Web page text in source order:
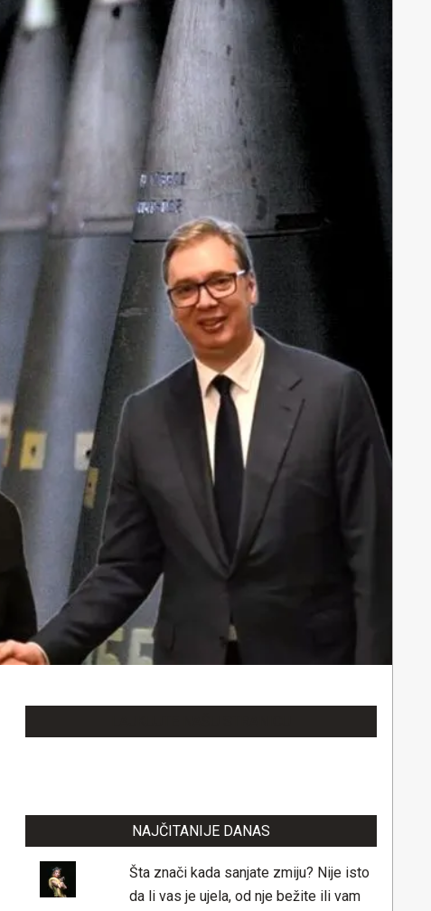
NAJČITANIJE DANAS
Šta znači kada sanjate zmiju? Nije isto
da li vas je ujela, od nje bežite ili vam